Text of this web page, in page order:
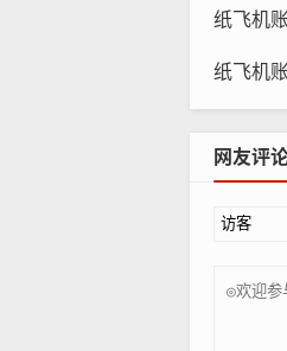
提高账
控制消
如何控
使用定
发送的
纸飞机
纸飞机
网友评